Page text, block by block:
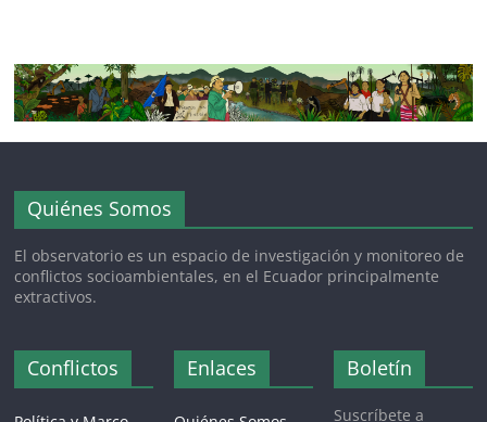
Quiénes Somos
El observatorio es un espacio de investigación y monitoreo de
conflictos socioambientales, en el Ecuador principalmente
extractivos.
Conflictos Enlaces Boletín
Suscríbete a